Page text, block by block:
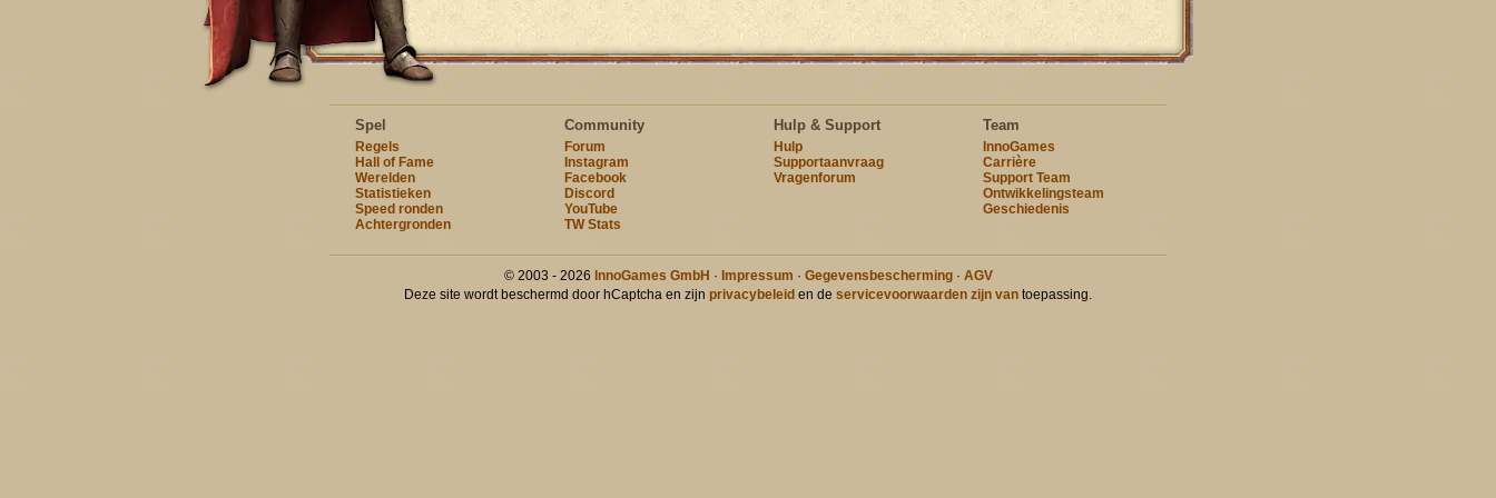
Spel
Regels
Hall of Fame
Werelden
Statistieken
Speed ronden
Achtergronden
Community
Forum
Instagram
Facebook
Discord
YouTube
TW Stats
Hulp & Support
Hulp
Supportaanvraag
Vragenforum
Team
InnoGames
Carrière
Support Team
Ontwikkelingsteam
Geschiedenis
© 2003 - 2026 InnoGames GmbH · Impressum · Gegevensbescherming· AGV
Deze site wordt beschermd door hCaptcha en zijn privacybeleid en de servicevoorwaarden zijn van toepassing.